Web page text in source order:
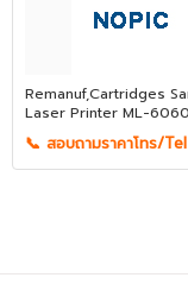
Remanuf,Cartridges
Laser Printer ML-
📞 สอบถามราคาโทร/Tel